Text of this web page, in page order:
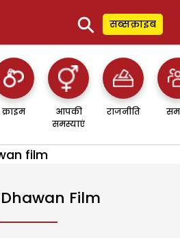
⚲ सब्सक्राइब
क्राइम
आपकी
समस्याएं
राजनीति
film
Film